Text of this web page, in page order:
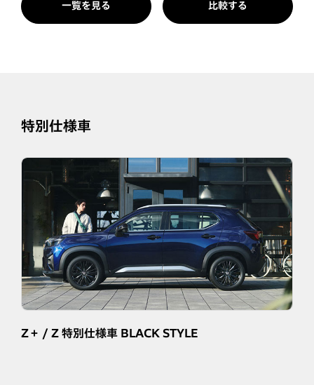
一覧を見る 比較する
特別仕様車
Z＋ / Z 特別仕様車 BLACK STYLE